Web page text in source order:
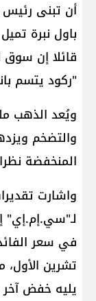
أن تبنى رئيس
باول نبرة
قائلا إن سوق
"ركود يتسم
ويُعد الذهب
والتضخم
المنخفضة
واشارت
لـ"سي.إم.إي"
يليه خفض